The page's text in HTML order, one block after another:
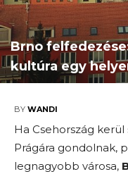
Brno
kultúra egy
BY WANDI
Ha Csehország
Prágára gondolnak,
legnagyobb városa,